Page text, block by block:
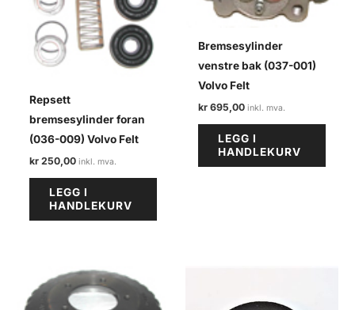
Repsett
bremsesylinder foran
(036-009) Volvo Felt
kr 250,00
LEGG I
HANDLEKURV
Bremsesylinder
venstre bak (037-001)
Volvo Felt
kr 695,00
LEGG I
HANDLEKURV